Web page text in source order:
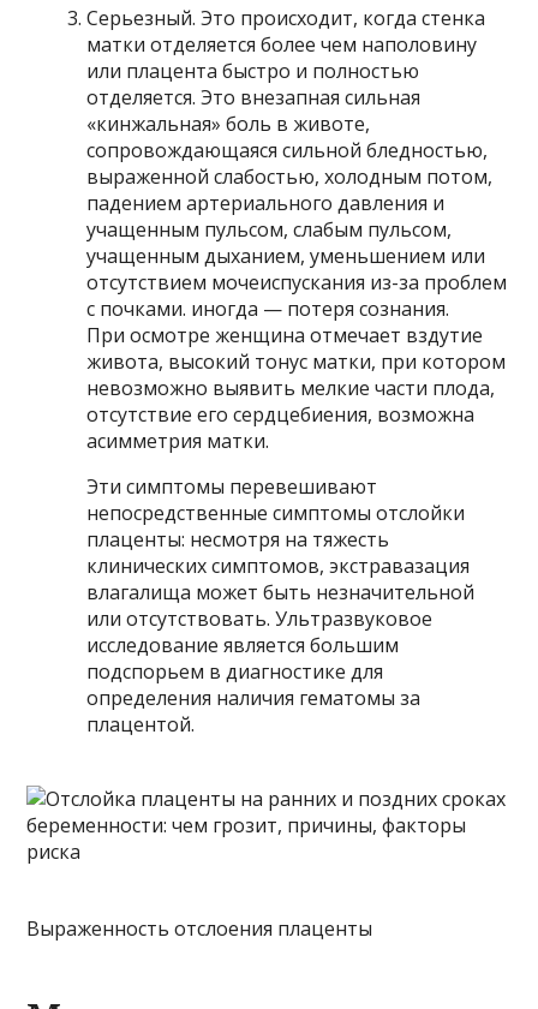
Серьезный. Это происходит, когда стенка
матки отделяется более чем наполовину
или плацента быстро и полностью
отделяется. Это внезапная сильная
«кинжальная» боль в животе,
сопровождающаяся сильной бледностью,
выраженной слабостью, холодным потом,
падением артериального давления и
учащенным пульсом, слабым пульсом,
учащенным дыханием, уменьшением или
отсутствием мочеиспускания из-за проблем
с почками. иногда — потеря сознания.
При осмотре женщина отмечает вздутие
живота, высокий тонус матки, при котором
невозможно выявить мелкие части плода,
отсутствие его сердцебиения, возможна
асимметрия матки.
Эти симптомы перевешивают
непосредственные симптомы отслойки
плаценты: несмотря на тяжесть
клинических симптомов, экстравазация
влагалища может быть незначительной
или отсутствовать. Ультразвуковое
исследование является большим
подспорьем в диагностике для
определения наличия гематомы за
плацентой.
Выраженность отслоения плаценты